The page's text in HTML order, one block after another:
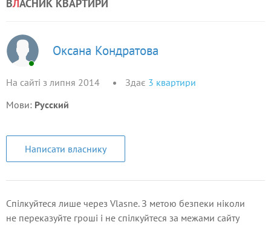
ВЛАСНИК КВАРТИРИ
Оксана Кондратова
На сайті з липня 2014 Здає 3 квартири
Мови: Русский
Написати власнику
Спілкуйтеся лише через Vlasne. З метою безпеки ніколи
не переказуйте гроші і не спілкуйтеся за межами сайту